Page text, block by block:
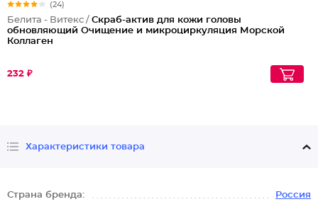
(24)
Белита - Витекс / Скраб-актив для кожи головы
обновляющий Очищение и микроциркуляция Морской
Коллаген
232 ₽
Характеристики товара
Страна бренда: Россия